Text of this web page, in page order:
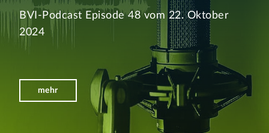
BVI-Podcast Episode 48 vom 22. Oktober
2024
mehr